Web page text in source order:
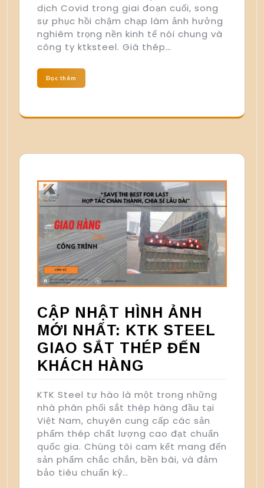
dịch Covid trong giai đoạn cuối, song
sự phục hồi chậm chạp làm ảnh hưởng
nghiêm trọng nền kinh tế nói chung và
công ty ktksteel. Giá thép…
Đọc thêm
CẬP NHẬT HÌNH ẢNH
MỚI NHẤT: KTK STEEL
GIAO SẮT THÉP ĐẾN
KHÁCH HÀNG
KTK Steel tự hào là một trong những
nhà phân phối sắt thép hàng đầu tại
Việt Nam, chuyên cung cấp các sản
phẩm thép chất lượng cao đạt chuẩn
quốc gia. Chúng tôi cam kết mang đến
sản phẩm chắc chắn, bền bãi, và đảm
bảo tiêu chuẩn kỹ…